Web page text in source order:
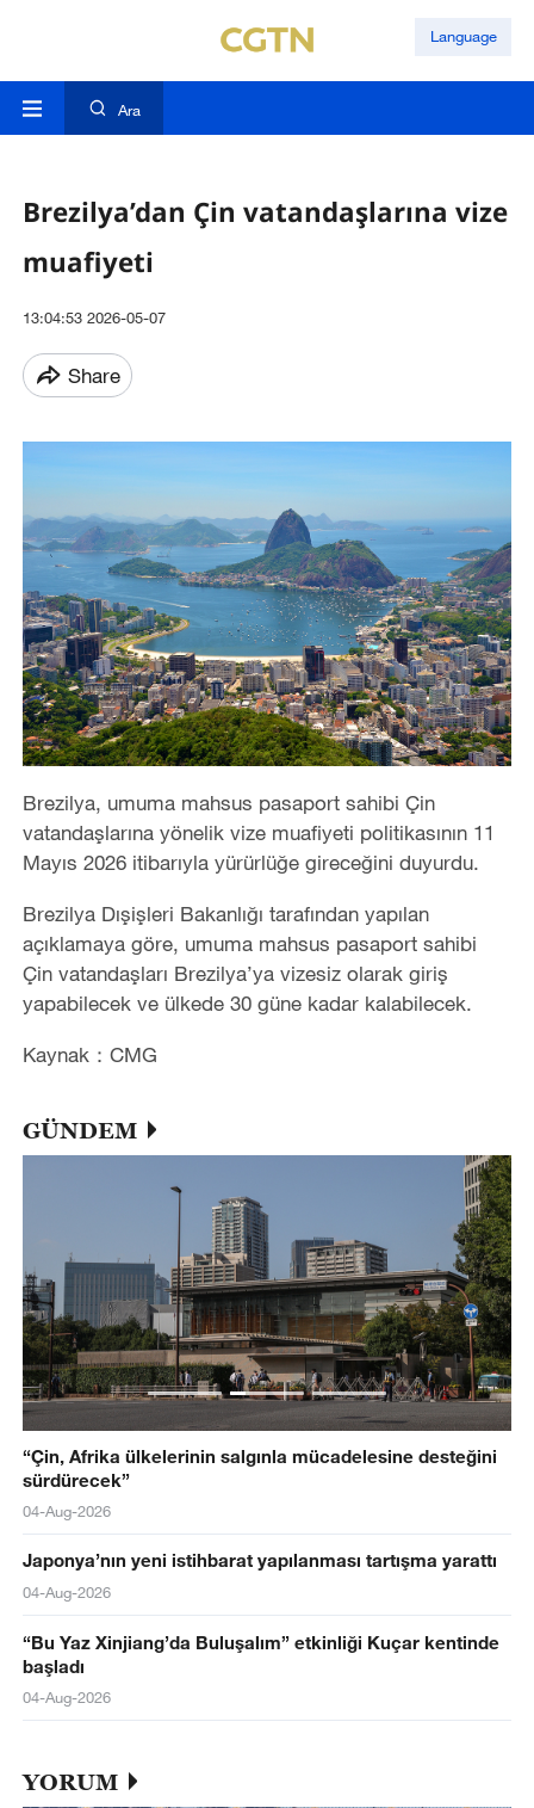
Language
Ara
Brezilya’dan Çin vatandaşlarına vize
muafiyeti
13:04:53 2026-05-07
Share
Brezilya, umuma mahsus pasaport sahibi Çin
vatandaşlarına yönelik vize muafiyeti politikasının 11
Mayıs 2026 itibarıyla yürürlüğe gireceğini duyurdu.
Brezilya Dışişleri Bakanlığı tarafından yapılan
açıklamaya göre, umuma mahsus pasaport sahibi
Çin vatandaşları Brezilya’ya vizesiz olarak giriş
yapabilecek ve ülkede 30 güne kadar kalabilecek.
Kaynak：CMG
GÜNDEM
“Çin, Afrika ülkelerinin salgınla mücadelesine desteğini
sürdürecek”
04-Aug-2026
Japonya’nın yeni istihbarat yapılanması tartışma yarattı
04-Aug-2026
“Bu Yaz Xinjiang’da Buluşalım” etkinliği Kuçar kentinde
başladı
04-Aug-2026
YORUM